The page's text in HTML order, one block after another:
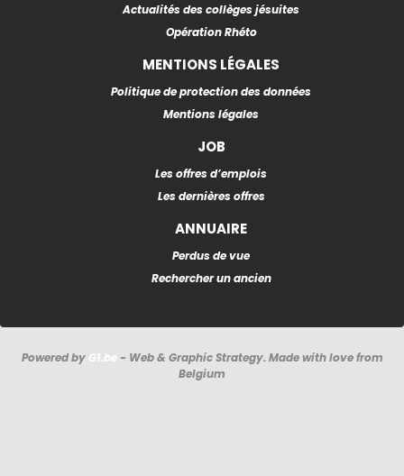
Actualités des collèges jésuites
Opération Rhéto
MENTIONS LÉGALES
Politique de protection des données
Mentions légales
JOB
Les offres d’emplois
Les dernières offres
ANNUAIRE
Perdus de vue
Rechercher un ancien
Powered by G1.be- Web & Graphic Strategy. Made with love from
Belgium